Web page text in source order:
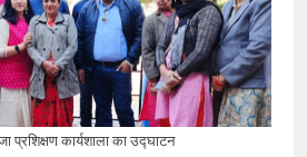
प्रशिक्षण कार्यशाला का उद्घाटन